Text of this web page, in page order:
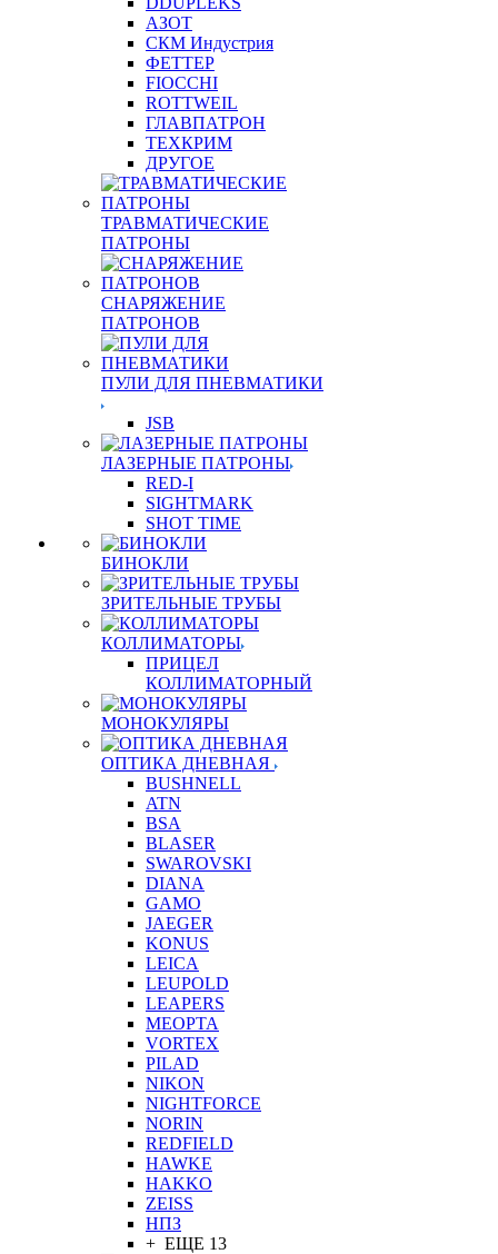
АЗОТ
СКМ Индустрия
ФЕТТЕР
FIOCCHI
ROTTWEIL
ГЛАВПАТРОН
ТЕХКРИМ
ДРУГОЕ
ТРАВМАТИЧЕСКИЕ
ПАТРОНЫ
СНАРЯЖЕНИЕ
ПАТРОНОВ
ПУЛИ ДЛЯ ПНЕВМАТИКИ
JSB
ЛАЗЕРНЫЕ ПАТРОНЫ
RED-I
SIGHTMARK
SHOT TIME
БИНОКЛИ
ЗРИТЕЛЬНЫЕ ТРУБЫ
КОЛЛИМАТОРЫ
ПРИЦЕЛ
КОЛЛИМАТОРНЫЙ
МОНОКУЛЯРЫ
ОПТИКА ДНЕВНАЯ
BUSHNELL
ATN
BSA
BLASER
SWAROVSKI
DIANA
GAMO
JAEGER
KONUS
LEICA
LEUPOLD
LEAPERS
MEOPTA
VORTEX
PILAD
NIKON
NIGHTFORCE
NORIN
REDFIELD
HAWKE
HAKKO
ZEISS
НПЗ
+ ЕЩЕ 13